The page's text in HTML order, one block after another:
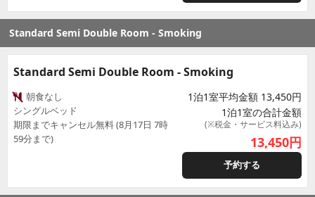
Standard Semi Double Room - Smoking
Standard Semi Double Room - Smoking
朝食なし
シングルベッド
期限までキャンセル無料 (8月17日 7時
59分まで)
1泊1室平均金額 13,450円
1泊1室の合計金額
(※税金・サービス料込み)
13,450円
予約する